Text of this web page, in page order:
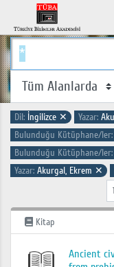
Dil: İngilizce ✕ Yazar:
Bulunduğu Kütüphane/ler:
Bulunduğu Kütüphane/ler:
Yazar: Akurgal, Ekrem ✕
Kitap
Ancient